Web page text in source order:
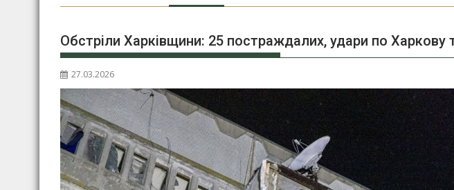
Обстріли Харківщини: 25 постраждалих, удари по Харкову
27.03.2026